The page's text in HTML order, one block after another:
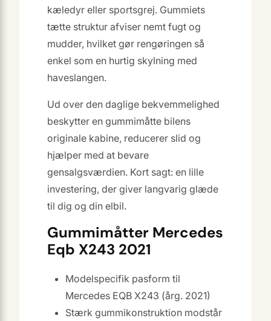
kæledyr eller sportsgrej. Gummiets
tætte struktur afviser nemt fugt og
mudder, hvilket gør rengøringen så
enkel som en hurtig skylning med
haveslangen.
Ud over den daglige bekvemmelighed
beskytter en gummimåtte bilens
originale kabine, reducerer slid og
hjælper med at bevare
gensalgsværdien. Kort sagt: en lille
investering, der giver langvarig glæde
til dig og din elbil.
Gummimåtter Mercedes
Eqb X243 2021
Modelspecifik pasform til
Mercedes EQB X243 (årg. 2021)
Stærk gummikonstruktion modstår